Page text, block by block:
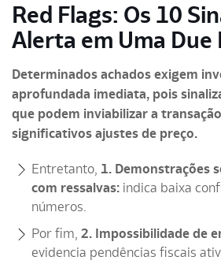
Red Flags: Os 10
Alerta em Uma Due
Determinados achados exigem
aprofundada imediata, pois
que podem inviabilizar a
significativos ajustes de preço.
Entretanto, 1. Demonstrações
com ressalvas: indica baixa
números.
Por fim, 2. Impossibilidade de
evidencia pendências fiscais